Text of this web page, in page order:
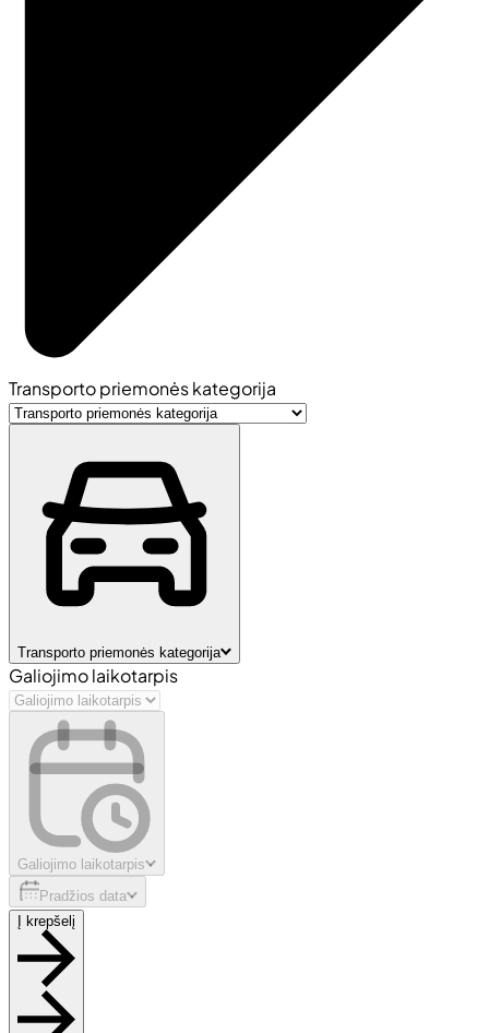
Transporto priemonės kategorija
Transporto priemonės kategorija
Galiojimo laikotarpis
Galiojimo laikotarpis
Pradžios data
Į krepšelį